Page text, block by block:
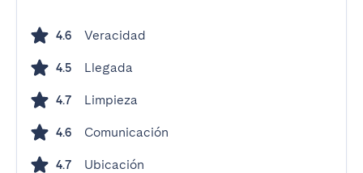
4.6 Veracidad
4.5 Llegada
4.7 Limpieza
4.6 Comunicación
4.7 Ubicación